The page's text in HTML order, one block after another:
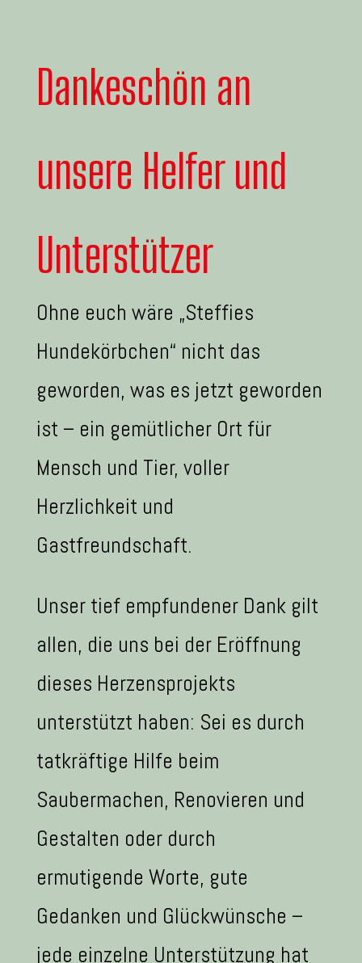
Dankeschön an
unsere Helfer und
Unterstützer
Ohne euch wäre „Steffies
Hundekörbchen“ nicht das
geworden, was es jetzt geworden
ist – ein gemütlicher Ort für
Mensch und Tier, voller
Herzlichkeit und
Gastfreundschaft.
Unser tief empfundener Dank gilt
allen, die uns bei der Eröffnung
dieses Herzensprojekts
unterstützt haben: Sei es durch
tatkräftige Hilfe beim
Saubermachen, Renovieren und
Gestalten oder durch
ermutigende Worte, gute
Gedanken und Glückwünsche –
jede einzelne Unterstützung hat